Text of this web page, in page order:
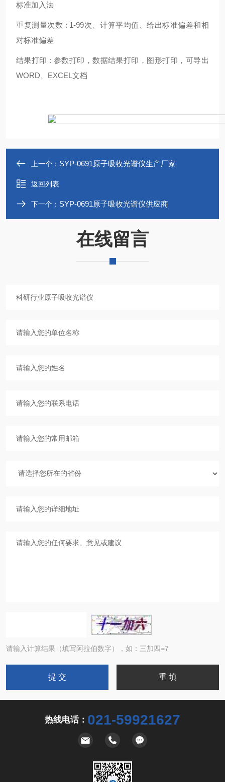
标准加入法
重复测量次数 : 1-99次、计算平均值、给出标准偏差和相
对标准偏差
结果打印 : 参数打印，数据结果打印，图形打印，可导出
WORD、EXCEL文档
上一个： SYP-0691原子吸收光谱仪生产厂家
返回列表
下一个： SYP-0691原子吸收光谱仪供应商
在线留言
请输入计算结果（填写阿拉伯数字），如：三加四=7
热线电话： 021-59921627